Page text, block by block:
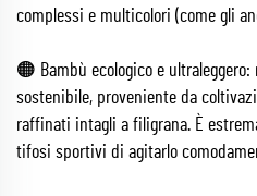
complessi e multicolori (come gli
🟠 Bambù ecologico e
sostenibile, proveniente da
raffinati intagli a filigrana. È
tifosi sportivi di agitarlo